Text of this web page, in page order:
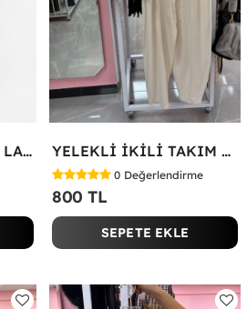
YELEKLİ BEL KALIN LASTİK İKİLİ TAKIM Bej YELEKLİ İKİLİ TAKIM Bej
0 Değerlendirme
800 TL
SEPETE EKLE